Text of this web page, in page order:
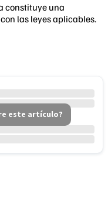
constituye una
las leyes aplicables.
este artículo?